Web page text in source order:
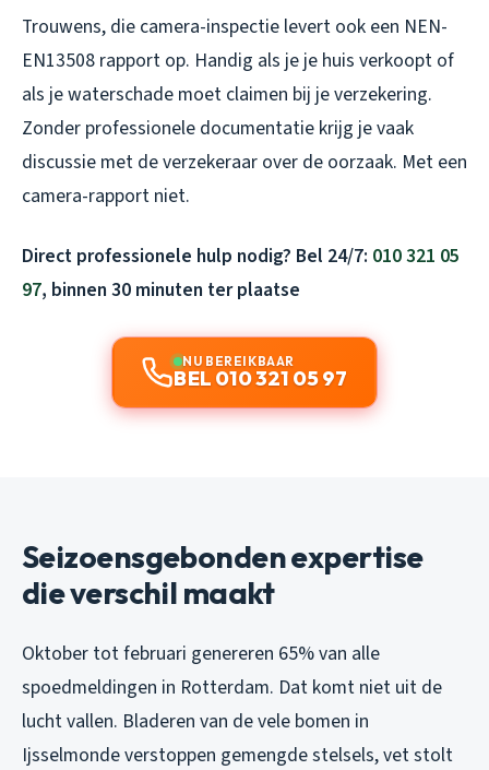
Trouwens, die camera-inspectie levert ook een NEN-
EN13508 rapport op. Handig als je je huis verkoopt of
als je waterschade moet claimen bij je verzekering.
Zonder professionele documentatie krijg je vaak
discussie met de verzekeraar over de oorzaak. Met een
camera-rapport niet.
Direct professionele hulp nodig? Bel 24/7: 010 321 05
97, binnen 30 minuten ter plaatse
NU BEREIKBAAR
BEL 010 321 05 97
Seizoensgebonden expertise
die verschil maakt
Oktober tot februari genereren 65% van alle
spoedmeldingen in Rotterdam. Dat komt niet uit de
lucht vallen. Bladeren van de vele bomen in
Ijsselmonde verstoppen gemengde stelsels, vet stolt